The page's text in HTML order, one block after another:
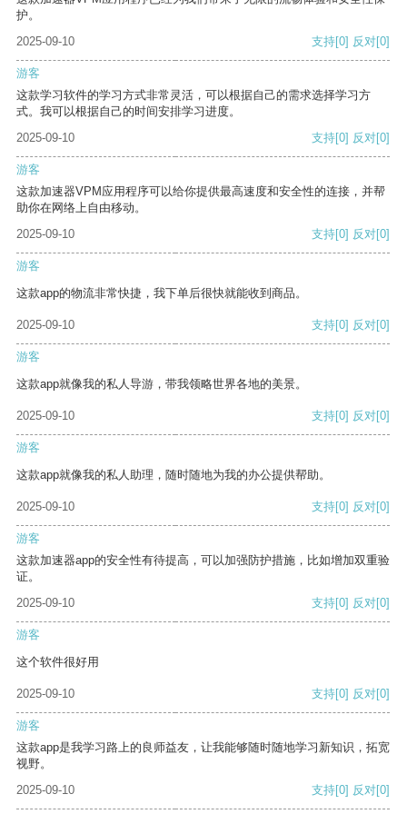
护。
2025-09-10
支持[0] 反对[0]
游客
这款学习软件的学习方式非常灵活，可以根据自己的需求选择学习方
式。我可以根据自己的时间安排学习进度。
2025-09-10
支持[0] 反对[0]
游客
这款加速器VPM应用程序可以给你提供最高速度和安全性的连接，并帮
助你在网络上自由移动。
2025-09-10
支持[0] 反对[0]
游客
这款app的物流非常快捷，我下单后很快就能收到商品。
2025-09-10 支持[0] 反对[0]
游客
这款app就像我的私人导游，带我领略世界各地的美景。
2025-09-10 支持[0] 反对[0]
游客
这款app就像我的私人助理，随时随地为我的办公提供帮助。
2025-09-10 支持[0] 反对[0]
游客
这款加速器app的安全性有待提高，可以加强防护措施，比如增加双重验
证。
2025-09-10
支持[0] 反对[0]
游客
这个软件很好用
2025-09-10 支持[0] 反对[0]
游客
这款app是我学习路上的良师益友，让我能够随时随地学习新知识，拓宽
视野。
2025-09-10
支持[0] 反对[0]